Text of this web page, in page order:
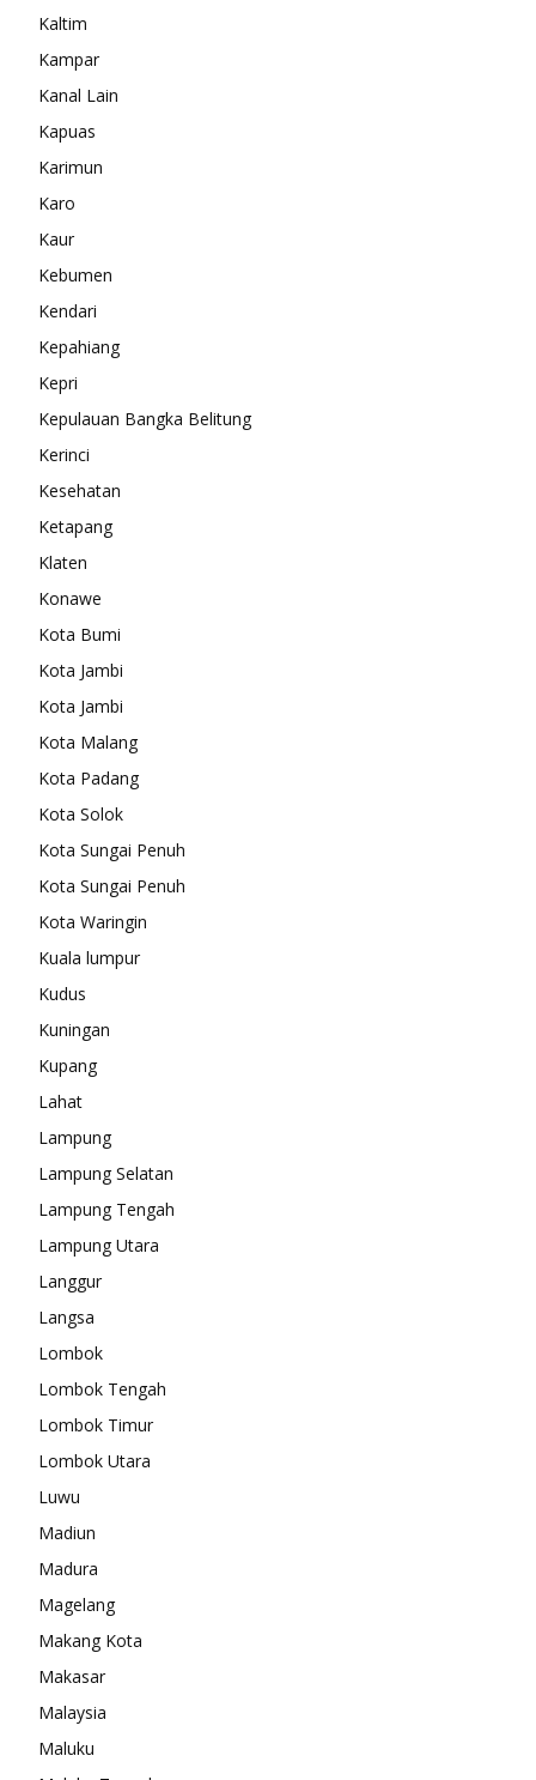
Kaltim
Kampar
Kanal Lain
Kapuas
Karimun
Karo
Kaur
Kebumen
Kendari
Kepahiang
Kepri
Kepulauan Bangka Belitung
Kerinci
Kesehatan
Ketapang
Klaten
Konawe
Kota Bumi
Kota Jambi
Kota Jambi
Kota Malang
Kota Padang
Kota Solok
Kota Sungai Penuh
Kota Sungai Penuh
Kota Waringin
Kuala lumpur
Kudus
Kuningan
Kupang
Lahat
Lampung
Lampung Selatan
Lampung Tengah
Lampung Utara
Langgur
Langsa
Lombok
Lombok Tengah
Lombok Timur
Lombok Utara
Luwu
Madiun
Madura
Magelang
Makang Kota
Makasar
Malaysia
Maluku